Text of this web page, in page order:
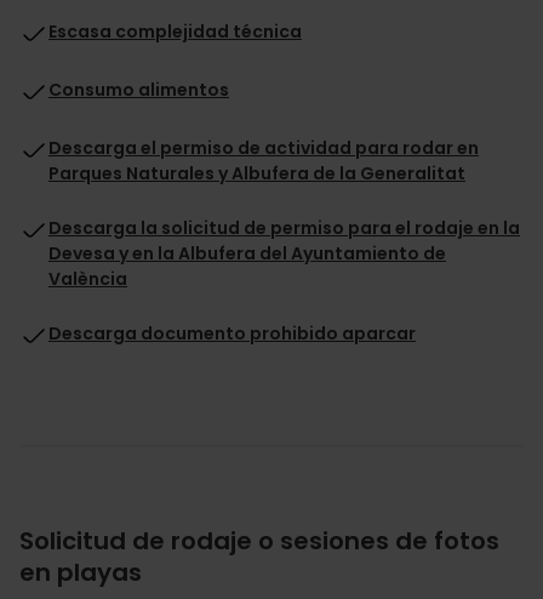
Escasa complejidad técnica
Consumo alimentos
Descarga el permiso de actividad para rodar en
Parques Naturales y Albufera de la Generalitat
Descarga la solicitud de permiso para el rodaje en la
Devesa y en la Albufera del Ayuntamiento de
València
Descarga documento prohibido aparcar
Solicitud de rodaje o sesiones de fotos
en playas